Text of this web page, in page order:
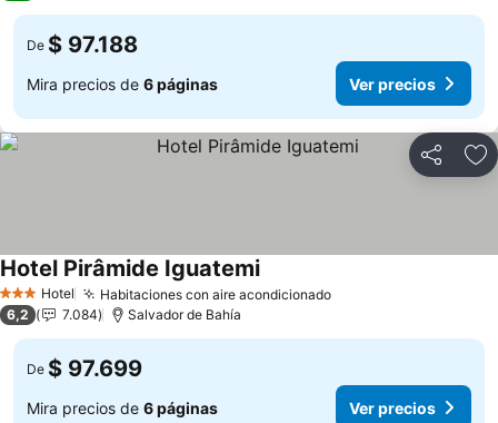
De $ 97.188
Mira precios de 6 páginas Ver precios
Compartir
3 Estrellas
Hotel Habitaciones con aire acondicionado
Hotel Pirâmide Iguatemi
6,2 7.084 Salvador de Bahía
De $ 97.699
Mira precios de 6 páginas Ver precios